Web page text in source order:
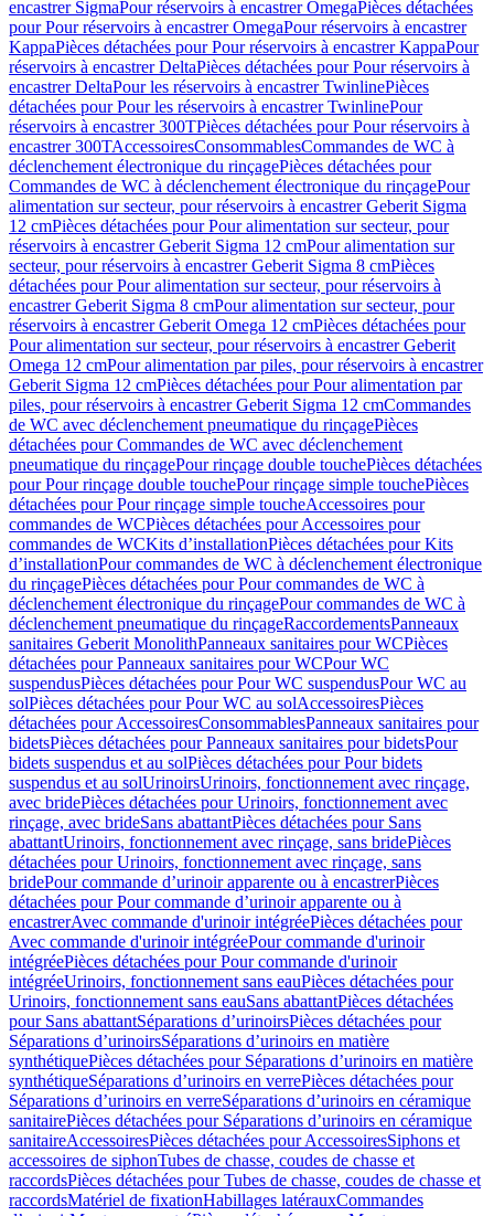
encastrer SigmaPour réservoirs à encastrer OmegaPièces détachées
pour Pour réservoirs à encastrer OmegaPour réservoirs à encastrer
KappaPièces détachées pour Pour réservoirs à encastrer KappaPour
réservoirs à encastrer DeltaPièces détachées pour Pour réservoirs à
encastrer DeltaPour les réservoirs à encastrer TwinlinePièces
détachées pour Pour les réservoirs à encastrer TwinlinePour
réservoirs à encastrer 300TPièces détachées pour Pour réservoirs à
encastrer 300TAccessoiresConsommablesCommandes de WC à
déclenchement électronique du rinçagePièces détachées pour
Commandes de WC à déclenchement électronique du rinçagePour
alimentation sur secteur, pour réservoirs à encastrer Geberit Sigma
12 cmPièces détachées pour Pour alimentation sur secteur, pour
réservoirs à encastrer Geberit Sigma 12 cmPour alimentation sur
secteur, pour réservoirs à encastrer Geberit Sigma 8 cmPièces
détachées pour Pour alimentation sur secteur, pour réservoirs à
encastrer Geberit Sigma 8 cmPour alimentation sur secteur, pour
réservoirs à encastrer Geberit Omega 12 cmPièces détachées pour
Pour alimentation sur secteur, pour réservoirs à encastrer Geberit
Omega 12 cmPour alimentation par piles, pour réservoirs à encastrer
Geberit Sigma 12 cmPièces détachées pour Pour alimentation par
piles, pour réservoirs à encastrer Geberit Sigma 12 cmCommandes
de WC avec déclenchement pneumatique du rinçagePièces
détachées pour Commandes de WC avec déclenchement
pneumatique du rinçagePour rinçage double touchePièces détachées
pour Pour rinçage double touchePour rinçage simple touchePièces
détachées pour Pour rinçage simple toucheAccessoires pour
commandes de WCPièces détachées pour Accessoires pour
commandes de WCKits d’installationPièces détachées pour Kits
d’installationPour commandes de WC à déclenchement électronique
du rinçagePièces détachées pour Pour commandes de WC à
déclenchement électronique du rinçagePour commandes de WC à
déclenchement pneumatique du rinçageRaccordementsPanneaux
sanitaires Geberit MonolithPanneaux sanitaires pour WCPièces
détachées pour Panneaux sanitaires pour WCPour WC
suspendusPièces détachées pour Pour WC suspendusPour WC au
solPièces détachées pour Pour WC au solAccessoiresPièces
détachées pour AccessoiresConsommablesPanneaux sanitaires pour
bidetsPièces détachées pour Panneaux sanitaires pour bidetsPour
bidets suspendus et au solPièces détachées pour Pour bidets
suspendus et au solUrinoirsUrinoirs, fonctionnement avec rinçage,
avec bridePièces détachées pour Urinoirs, fonctionnement avec
rinçage, avec brideSans abattantPièces détachées pour Sans
abattantUrinoirs, fonctionnement avec rinçage, sans bridePièces
détachées pour Urinoirs, fonctionnement avec rinçage, sans
bridePour commande d’urinoir apparente ou à encastrerPièces
détachées pour Pour commande d’urinoir apparente ou à
encastrerAvec commande d'urinoir intégréePièces détachées pour
Avec commande d'urinoir intégréePour commande d'urinoir
intégréePièces détachées pour Pour commande d'urinoir
intégréeUrinoirs, fonctionnement sans eauPièces détachées pour
Urinoirs, fonctionnement sans eauSans abattantPièces détachées
pour Sans abattantSéparations d’urinoirsPièces détachées pour
Séparations d’urinoirsSéparations d’urinoirs en matière
synthétiquePièces détachées pour Séparations d’urinoirs en matière
synthétiqueSéparations d’urinoirs en verrePièces détachées pour
Séparations d’urinoirs en verreSéparations d’urinoirs en céramique
sanitairePièces détachées pour Séparations d’urinoirs en céramique
sanitaireAccessoiresPièces détachées pour AccessoiresSiphons et
accessoires de siphonTubes de chasse, coudes de chasse et
raccordsPièces détachées pour Tubes de chasse, coudes de chasse et
raccordsMatériel de fixationHabillages latérauxCommandes